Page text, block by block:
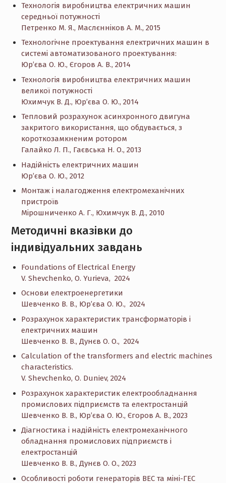
Технологія виробництва електричних машин
середньої потужності
Петренко М. Я., Маслєнніков А. М., 2015
Технологічне проектування електричних машин в
системі автоматизованого проектування:
Юр’єва О. Ю., Єгоров А. В., 2014
Технологія виробництва електричних машин
великої потужності
Юхимчук В. Д., Юр’єва О. Ю., 2014
Тепловий розрахунок асинхронного двигуна
закритого використання, що обдувається, з
короткозамкненим ротором
Галайко Л. П., Гаєвська Н. О., 2013
Надійність електричних машин
Юр’єва О. Ю., 2012
Монтаж і налагодження електромеханічних
пристроїв
Мірошниченко А. Г., Юхимчук В. Д., 2010
Методичні вказівки до
індивідуальних завдань
Foundations of Electrical Energy
V. Shevchenko, O. Yurieva, 2024
Основи електроенергетики
Шевченко В. В., Юр’єва О. Ю., 2024
Розрахунок характеристик трансформаторів і
електричних машин
Шевченко В. В., Дунєв О. О., 2024
Calculation of the transformers and electric machines
characteristics.
V. Shevchenko, O. Duniev, 2024
Розрахунок характеристик електрообладнання
промислових підприємств та електростанцій
Шевченко В. В., Юр’єва О. Ю., Єгоров А. В., 2023
Діагностика і надійність електромеханічного
обладнання промислових підприємств і
електростанцій
Шевченко В. В., Дунєв О. О., 2023
Особливості роботи генераторів ВЕС та міні-ГЕС